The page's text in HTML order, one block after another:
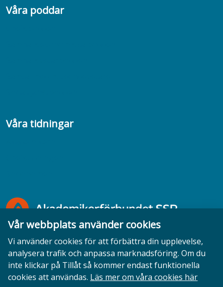
Våra poddar
Våra tidningar
Opinion English Personuppgifter Cookies
Vår webbplats använder cookies
Vi använder cookies för att förbättra din upplevelse,
analysera trafik och anpassa marknadsföring. Om du
inte klickar på Tillåt så kommer endast funktionella
cookies att användas. Läs mer om våra cookies här